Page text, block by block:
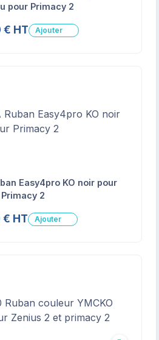
pour Primacy 2
€ HT Ajouter
Easy4pro KO noir pour
Primacy 2
HT Ajouter